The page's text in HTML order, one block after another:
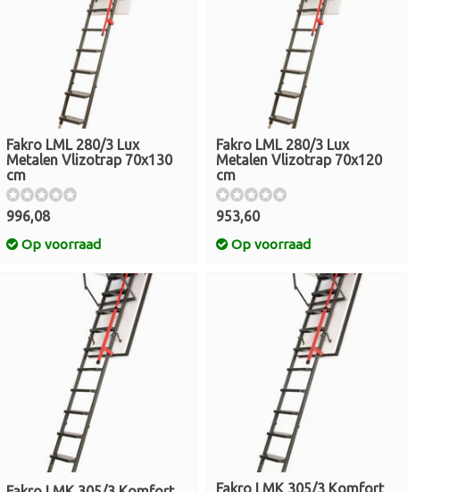
Fakro LML 280/3 Lux
Metalen Vlizotrap 70x130
cm
996,08
Op voorraad
Fakro LML 280/3 Lux
Metalen Vlizotrap 70x120
cm
953,60
Op voorraad
Fakro LMK 305/3 Komfort